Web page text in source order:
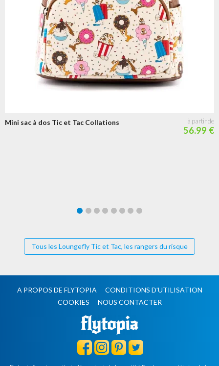
Mini sac à dos Tic et Tac Collations
56.99 €
Tous les Loungefly Tic et Tac, les rangers du risque
A PROPOS DE FLYTOPIA
CONDITIONS D'UTILISATION
COOKIES
NOUS CONTACTER